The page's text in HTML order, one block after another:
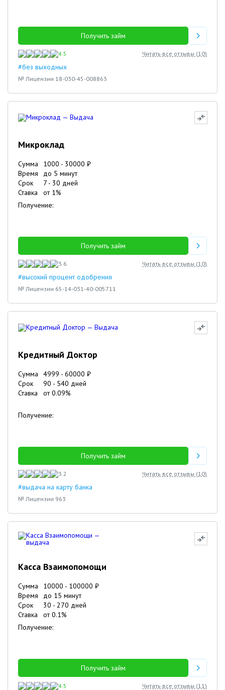
Получить займ
4.5 Читать все отзывы (10)
#без выходных
№ Лицензии 18-030-45-008863
Микроклад
Сумма 1000 - 30000 ₽
Время
до 5 минут
Срок
7 - 30 дней
Ставка
от 1%
Получение:
Получить займ
3.6 Читать все отзывы (10)
#высокий процент одобрения
№ Лицензии 65-14-031-40-005711
Кредитный Доктор
Сумма 4999 - 60000 ₽
Срок
90 - 540 дней
Ставка
от0.09%
Получение:
Получить займ
3.2 Читать все отзывы (10)
#выдача на карту банка
№ Лицензии 963
Касса Взаимопомощи
Сумма 10000 - 100000 ₽
Время
до 15 минут
Срок
30 - 270 дней
Ставка
от0.1%
Получение:
Получить займ
4.5 Читать все отзывы (11)